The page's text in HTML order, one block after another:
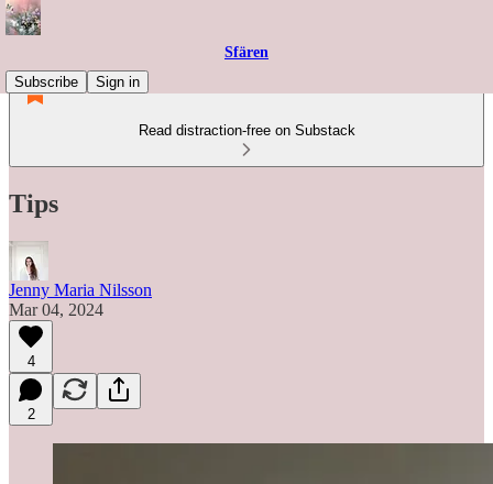
Sfären
Subscribe
Sign in
Read distraction-free on Substack
Tips
Jenny Maria Nilsson
Mar 04, 2024
4
2